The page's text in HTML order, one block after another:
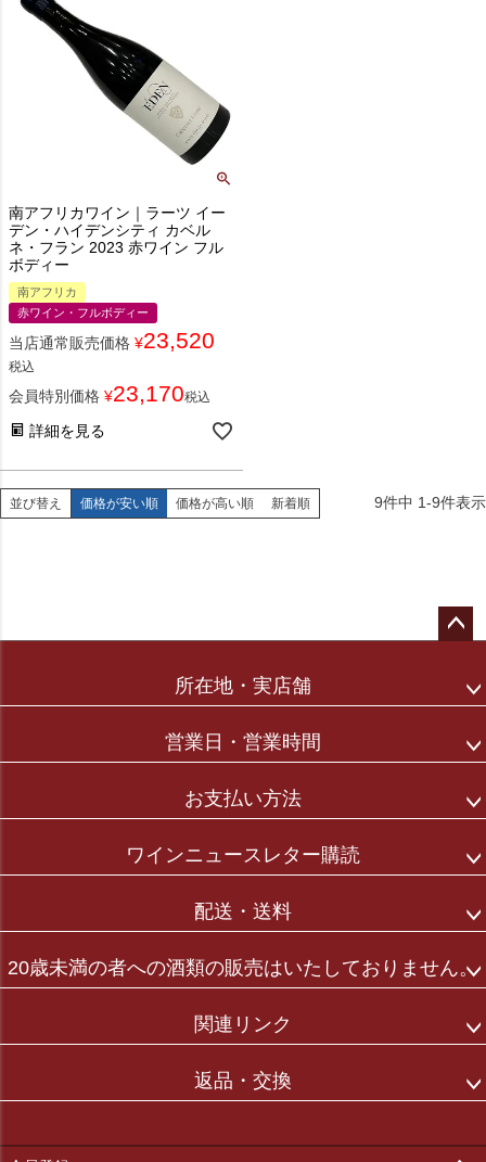
南アフリカワイン｜ラーツ イー
デン・ハイデンシティ カベル
ネ・フラン 2023 赤ワイン フル
ボディー
南アフリカ
赤ワイン・フルボディー
当店通常販売価格 ¥23,520
税込
会員特別価格 ¥23,170税込
詳細を見る
並び替え 価格が安い順 価格が高い順 新着順 9件中 1-9件表示
所在地・実店舗
営業日・営業時間
お支払い方法
ワインニュースレター購読
配送・送料
20歳未満の者への酒類の販売はいたしておりません。
関連リンク
返品・交換